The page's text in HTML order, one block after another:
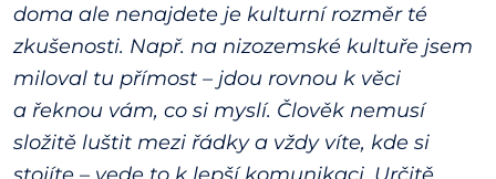
doma ale nenajdete je kulturní rozměr té
zkušenosti. Např. na nizozemské kultuře jsem
miloval tu přímost – jdou rovnou k věci
a řeknou vám, co si myslí. Člověk nemusí
složitě luštit mezi řádky a vždy víte, kde si